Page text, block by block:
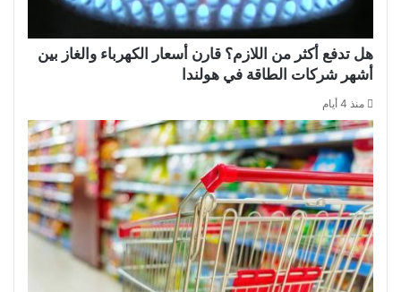
هل تدفع أكثر من اللازم؟ قارن أسعار الكهرباء والغاز بين
أشهر شركات الطاقة في هولندا
منذ 4 أيام